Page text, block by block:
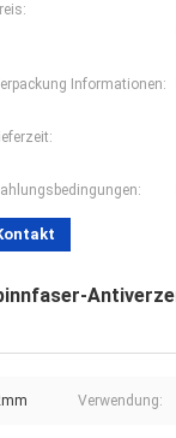
Informationen:
Verwendung: